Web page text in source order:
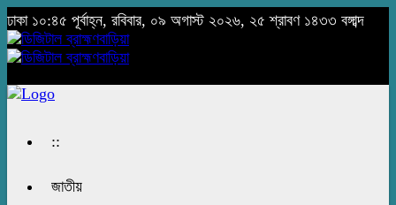
ঢাকা ১০:৪৫ পূর্বাহ্ন, রবিবার, ০৯ অগাস্ট ২০২৬, ২৫ শ্রাবণ ১৪৩৩ বঙ্গাব্দ
::
জাতীয়